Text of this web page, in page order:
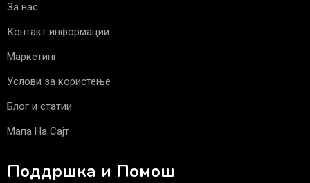
За нас
Контакт информации
Маркетинг
Услови за користење
Блог и статии
Мапа На Сајт
Поддршка и Помош